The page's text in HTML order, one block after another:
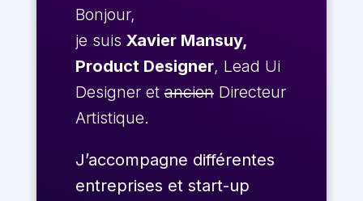
Bonjour,
je suis Xavier Mansuy,
Product Designer, Lead Ui
Designer etancienDirecteur
Artistique.
J’accompagne différentes
entreprises et start-up